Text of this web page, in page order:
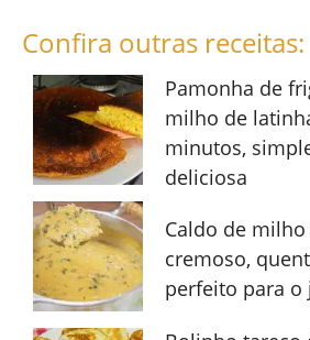
Confira outras receitas:
Pamonha de
milho de
minutos,
deliciosa
Caldo de
cremoso,
perfeito para